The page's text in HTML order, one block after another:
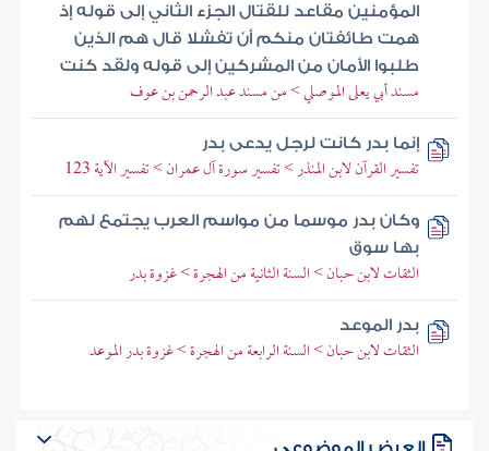
المؤمنين مقاعد للقتال الجزء الثاني إلى قوله إذ
همت طائفتان منكم أن تفشلا قال هم الذين
طلبوا الأمان من المشركين إلى قوله ولقد كنت
مسند أبي يعلى الموصلي > من مسند عبد الرحمن بن عوف
إنما بدر كانت لرجل يدعى بدر
تفسير القرآن لابن المنذر > تفسير سورة آل عمران > تفسير الآية 123
وكان بدر موسما من مواسم العرب يجتمع لهم
بها سوق
الثقات لابن حبان > السنة الثانية من الهجرة > غزوة بدر
بدر الموعد
الثقات لابن حبان > السنة الرابعة من الهجرة > غزوة بدر الموعد